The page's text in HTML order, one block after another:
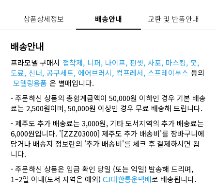
상품상세정보 배송안내 교환 및 반품안내
배송안내
프라모델 구매시 접착제, 니퍼, 나이프, 핀셋, 사포, 마스킹, 붓,
도료, 신너, 공구세트, 에어브러시, 컴프레서, 스프레이부스 등의
모델링용품 은 별매입니다.
- 주문하신 상품의 총합계금액이 50,000원 이하인 경우 기본 배송
료는 2,500원이며, 50,000원 이상인 경우 무료 배송해 드립니다.
- 제주도 추가 배송료는 3,000원, 기타 도서지역의 추가 배송료는
6,000원입니다. '[ZZZ03000] 제주도 추가 배송비'를 장바구니에
담거나 배송지 정보란의 '추가 배송비'를 체크 후 결제하시면 됩
니다.
- 주문하신 상품은 입금 확인 당일 (또는 익일) 발송해 드리며,
1~2일 이내(도서 지역은 예외)CJ대한통운택배로 배송됩니다.